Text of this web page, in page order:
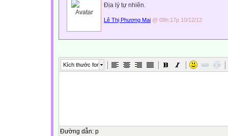
Địa lý tự nhiên.
Lê Thị Phương Mai @ 09h:17p 10/12/12
Kích thước font
Đường dẫn: p